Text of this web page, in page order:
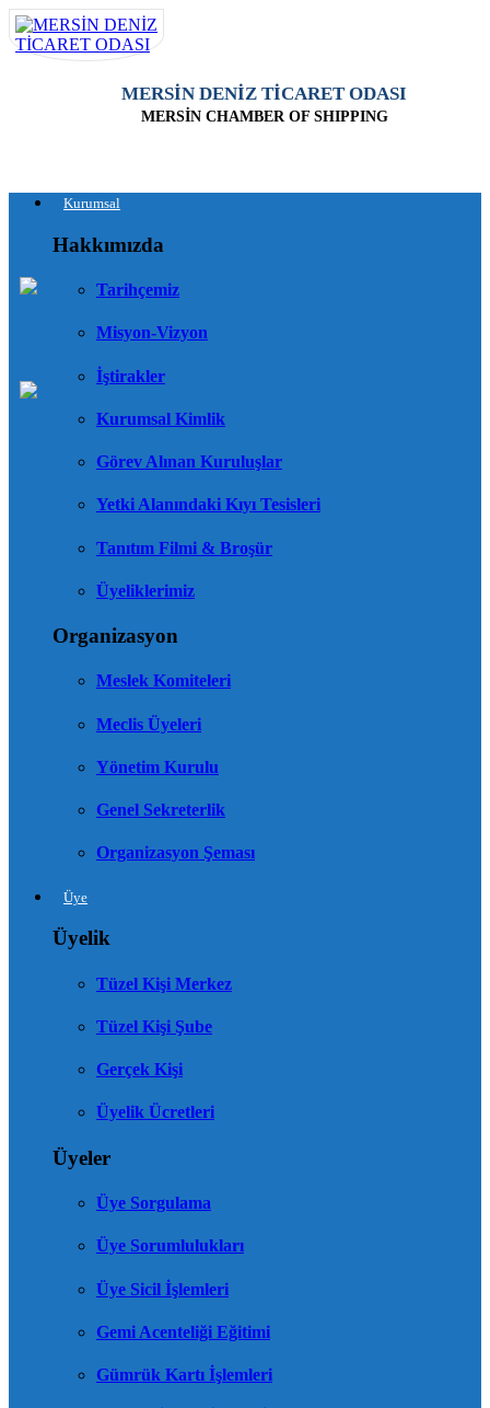
MERSİN DENİZ TİCARET ODASI
MERSİN CHAMBER OF SHIPPING
Kurumsal
Hakkımızda
Tarihçemiz
Misyon-Vizyon
İştirakler
Kurumsal Kimlik
Görev Alınan Kuruluşlar
Yetki Alanındaki Kıyı Tesisleri
Tanıtım Filmi & Broşür
Üyeliklerimiz
Organizasyon
Meslek Komiteleri
Meclis Üyeleri
Yönetim Kurulu
Genel Sekreterlik
Organizasyon Şeması
Üye
Üyelik
Tüzel Kişi Merkez
Tüzel Kişi Şube
Gerçek Kişi
Üyelik Ücretleri
Üyeler
Üye Sorgulama
Üye Sorumlulukları
Üye Sicil İşlemleri
Gemi Acenteliği Eğitimi
Gümrük Kartı İşlemleri